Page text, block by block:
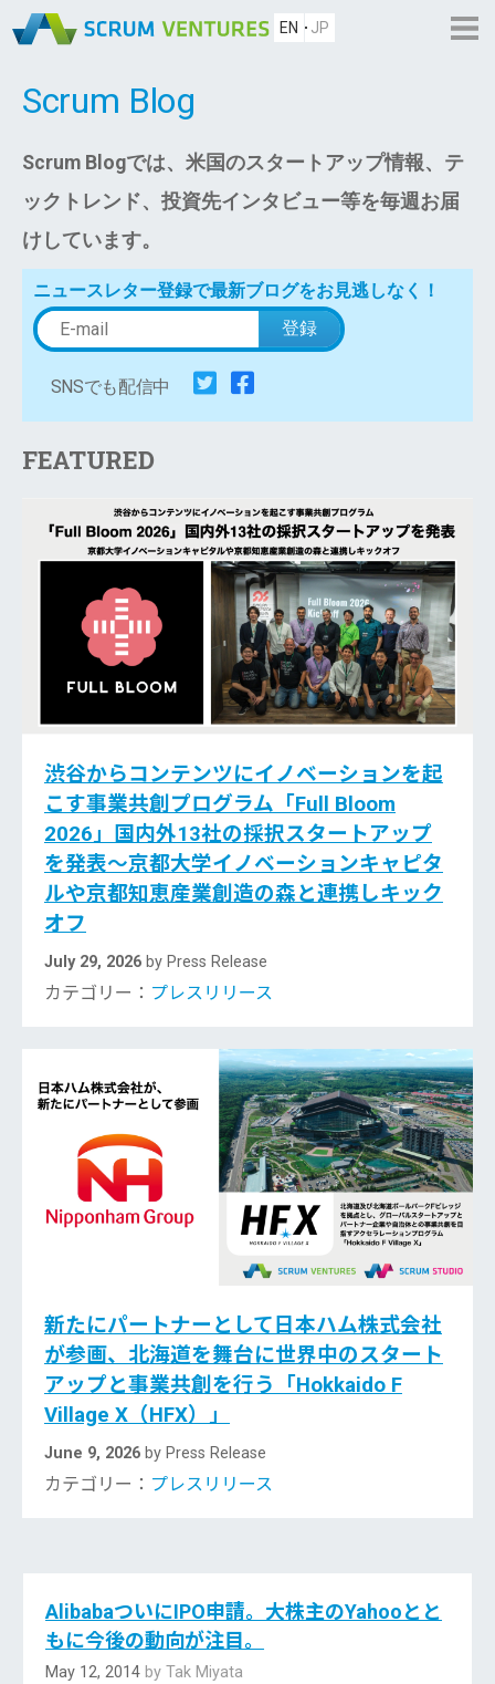
EN JP
Scrum Blog
Scrum Blogでは、米国のスタートアップ情報、テ
ックトレンド、投資先インタビュー等を毎週お届
けしています。
ニュースレター登録で最新ブログをお見逃しなく！
SNSでも配信中
FEATURED
渋谷からコンテンツにイノベーションを起
こす事業共創プログラム「Full Bloom
2026」国内外13社の採択スタートアップ
を発表〜京都大学イノベーションキャピタ
ルや京都知恵産業創造の森と連携しキック
オフ
July 29, 2026 by Press Release
カテゴリー： プレスリリース
新たにパートナーとして日本ハム株式会社
が参画、北海道を舞台に世界中のスタート
アップと事業共創を行う「Hokkaido F
Village X（HFX）」
June 9, 2026 by Press Release
カテゴリー： プレスリリース
AlibabaついにIPO申請。大株主のYahooとと
もに今後の動向が注目。
May 12, 2014 by Tak Miyata